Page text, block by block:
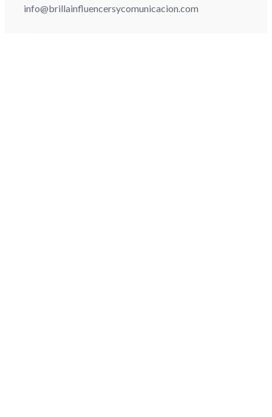
info@brillainfluencersycomunicacion.com